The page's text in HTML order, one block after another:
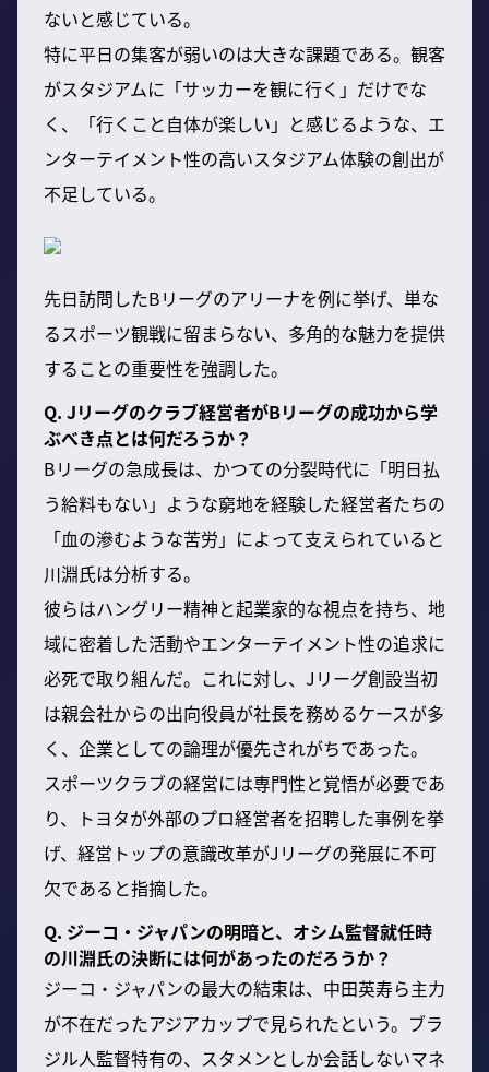
ないと感じている。
特に平日の集客が弱いのは大きな課題である。観客
がスタジアムに「サッカーを観に行く」だけでな
く、「行くこと自体が楽しい」と感じるような、エ
ンターテイメント性の高いスタジアム体験の創出が
不足している。
先日訪問したBリーグのアリーナを例に挙げ、単な
るスポーツ観戦に留まらない、多角的な魅力を提供
することの重要性を強調した。
Q. Jリーグのクラブ経営者がBリーグの成功から学
ぶべき点とは何だろうか？
Bリーグの急成長は、かつての分裂時代に「明日払
う給料もない」ような窮地を経験した経営者たちの
「血の滲むような苦労」によって支えられていると
川淵氏は分析する。
彼らはハングリー精神と起業家的な視点を持ち、地
域に密着した活動やエンターテイメント性の追求に
必死で取り組んだ。これに対し、Jリーグ創設当初
は親会社からの出向役員が社長を務めるケースが多
く、企業としての論理が優先されがちであった。
スポーツクラブの経営には専門性と覚悟が必要であ
り、トヨタが外部のプロ経営者を招聘した事例を挙
げ、経営トップの意識改革がJリーグの発展に不可
欠であると指摘した。
Q. ジーコ・ジャパンの明暗と、オシム監督就任時
の川淵氏の決断には何があったのだろうか？
ジーコ・ジャパンの最大の結束は、中田英寿ら主力
が不在だったアジアカップで見られたという。ブラ
ジル人監督特有の、スタメンとしか会話しないマネ